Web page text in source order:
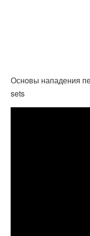
Основы нападения
sets